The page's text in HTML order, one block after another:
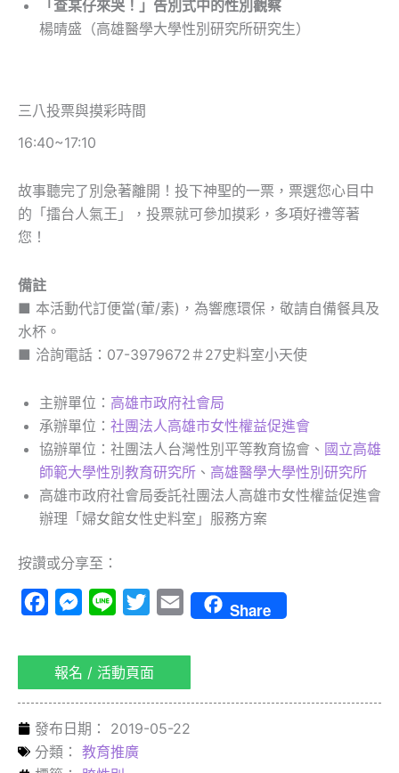
「查某仔來哭！」告別式中的性別觀察
楊晴盛（高雄醫學大學性別研究所研究生）
三八投票與摸彩時間
16:40~17:10
故事聽完了別急著離開！投下神聖的一票，票選您心目中
的「擂台人氣王」，投票就可參加摸彩，多項好禮等著
您！
備註
■ 本活動代訂便當(葷/素)，為響應環保，敬請自備餐具及
水杯。
■ 洽詢電話：07-3979672＃27史料室小天使
主辦單位： 高雄市政府社會局
承辦單位： 社團法人高雄市女性權益促進會
協辦單位：社團法人台灣性別平等教育協會、 國立高雄
師範大學性別教育研究所 、 高雄醫學大學性別研究所
高雄市政府社會局委託社團法人高雄市女性權益促進會
辦理「婦女館女性史料室」服務方案
按讚或分享至：
FacebookMessenger
Line TwitterEmail Share
報名 / 活動頁面
發布日期：
2019-05-22
分類： 教育推廣